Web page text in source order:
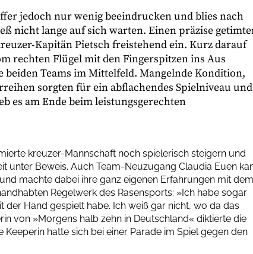
jedoch nur wenig beeindrucken und blies nach
nicht lange auf sich warten. Einen präzise
Kapitän Pietsch freistehend ein. Kurz darauf
rechten Flügel mit den Fingerspitzen ins Aus
Teams im Mittelfeld. Mangelnde Kondition,
sorgten für ein abflachendes Spielniveau und
es am Ende beim leistungsgerechten
kreuzer-Mannschaft noch spielerisch steigern und
unter Beweis. Auch Team-Neuzugang Claudia Euen
machte dabei ihre ganz eigenen Erfahrungen mit dem
Regelwerk des Rasensports: »Ich habe sogar
Hand gespielt habe. Ich weiß gar nicht, wo da das
von »Morgens halb zehn in Deutschland« diktierte die
hatte sich bei einer Parade im Spiel gegen den